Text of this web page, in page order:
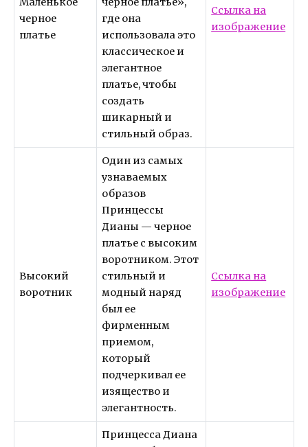
черное
платье
где она
использовала это
классическое и
элегантное
платье, чтобы
создать
шикарный и
стильный образ.
Ссылка на
изображение
Высокий
воротник
Один из самых
узнаваемых
образов
Принцессы
Дианы — черное
платье с высоким
воротником. Этот
стильный и
модный наряд
был ее
фирменным
приемом,
который
подчеркивал ее
изящество и
элегантность.
Ссылка на
изображение
Принцесса Диана